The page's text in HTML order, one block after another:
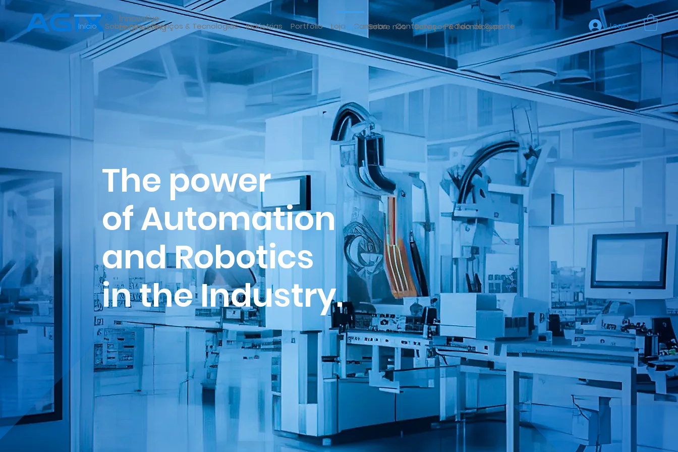
Início Sobre nós Serviços & Tecnologias Indústrias Portfólio Loja Carreiras Contactos Pedido de Suporte
Início Sobre nós Serviços & Tecnologias + Login
The power
of Automation
and Robotics
in the Industry.